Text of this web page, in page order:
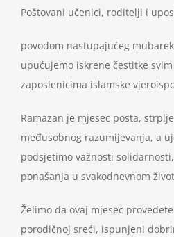
Poštovani učenici, roditelji i
povodom nastupajućeg
upućujemo iskrene čestitke
zaposlenicima islamske
Ramazan je mjesec posta,
međusobnog razumijevanja, a
podsjetimo važnosti
ponašanja u svakodnevnom
Želimo da ovaj mjesec
porodičnoj sreći, ispunjeni